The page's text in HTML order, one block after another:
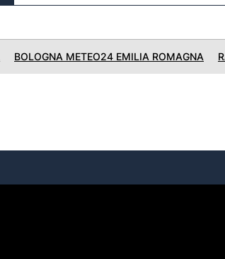
BOLOGNA METEO24 EMILIA ROMAGNA